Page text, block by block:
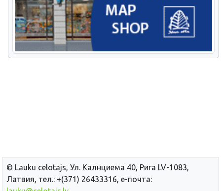
© Lauku сelotajs, Ул. Калнциема 40, Рига LV-1083,
Латвия, тел.: +(371) 26433316, е-почта: